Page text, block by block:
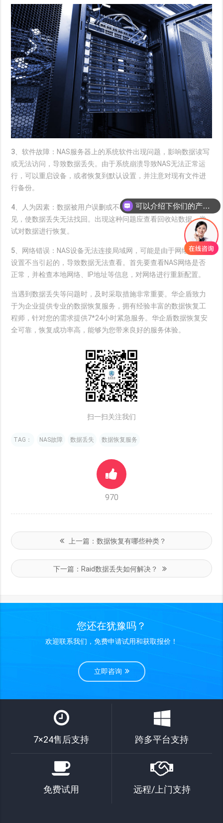
3、软件故障： NAS服务器上的系统软件出现问题，影响数据读写
或无法访问，导致数据丢失。由于系统崩溃导致NAS无法正常运
行，可以重启设备，或者恢复到默认设置，并注意对现有文件进
行备份。
4、人为因素：数据被用户误删或不小心格式化的情况也比较常
见，使数据丢失无法找回。出现这种问题应查看回收站数据，尝
试对数据进行恢复。
5、网络错误： NAS设备无法连接局域网，可能是由于网络错误和
设置不当引起的，导致数据无法查看。首先要查看NAS网络是否
正常，并检查本地网络、IP地址等信息，对网络进行重新配置。
当遇到数据丢失等问题时，及时采取措施非常重要。华企盾致力
于为企业提供专业的数据恢复服务，拥有经验丰富的数据恢复工
程师，针对您的需求提供7*24小时紧急服务。华企盾数据恢复安
全可靠，恢复成功率高，能够为您带来良好的服务体验。
扫一扫关注我们
TAG： NAS故障 数据丢失 数据恢复服务
970
上一篇： 数据恢复有哪些种类？
下一篇： Raid数据丢失如何解决？
您还在犹豫吗？
欢迎联系我们，免费申请试用和获取报价！
立即咨询
7×24售后支持 跨多平台支持
免费试用 远程/上门支持
可以介绍下你们的产品么